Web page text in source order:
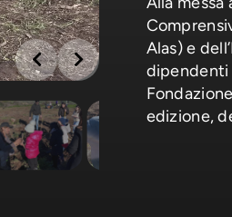
Alas) e
dipendenti
edizione,